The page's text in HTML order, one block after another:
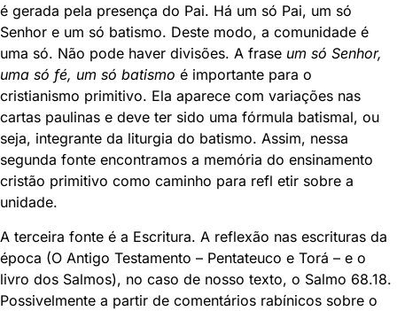
é gerada pela presença do Pai. Há um só Pai, um só
Senhor e um só batismo. Deste modo, a comunidade é
uma só. Não pode haver divisões. A frase um só Senhor,
uma só fé, um só batismo é importante para o
cristianismo primitivo. Ela aparece com variações nas
cartas paulinas e deve ter sido uma fórmula batismal, ou
seja, integrante da liturgia do batismo. Assim, nessa
segunda fonte encontramos a memória do ensinamento
cristão primitivo como caminho para refl etir sobre a
unidade.
A terceira fonte é a Escritura. A reflexão nas escrituras da
época (O Antigo Testamento – Pentateuco e Torá – e o
livro dos Salmos), no caso de nosso texto, o Salmo 68.18.
Possivelmente a partir de comentários rabínicos sobre o